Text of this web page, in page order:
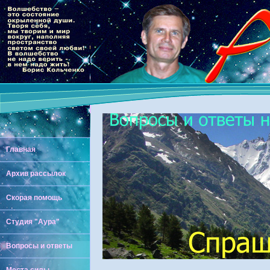
Главная
Архив рассылок
Скорая помощь
Студия "Аура"
Вопросы и ответы